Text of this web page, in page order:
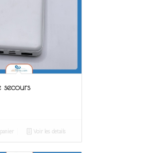
secours
Voir les détails